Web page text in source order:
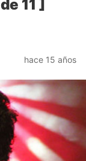
11 ]
hace 15 años